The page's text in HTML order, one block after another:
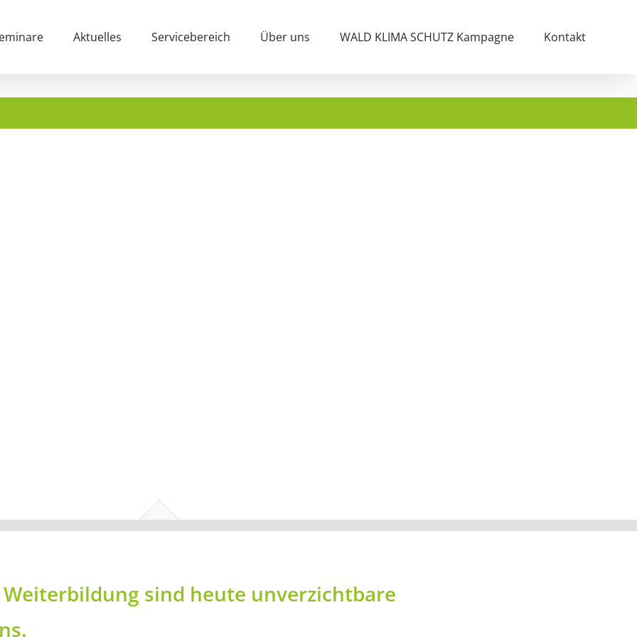
Aktuelles Servicebereich Über uns WALD KLIMA SCHUTZ Kampagne Kontakt
sind heute unverzichtbare